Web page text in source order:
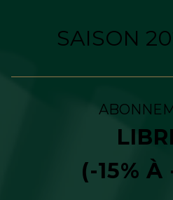
SAISON
(-15% À